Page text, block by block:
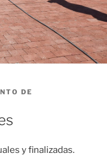
DE
y finalizadas.